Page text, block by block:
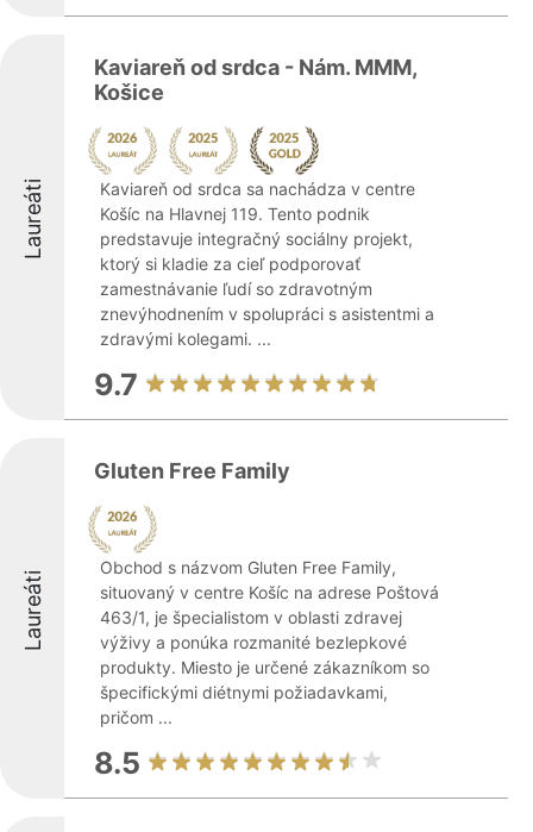
Laureáti
Kaviareň od srdca - Nám. MMM,
Košice
Kaviareň od srdca sa nachádza v centre
Košíc na Hlavnej 119. Tento podnik
predstavuje integračný sociálny projekt,
ktorý si kladie za cieľ podporovať
zamestnávanie ľudí so zdravotným
znevýhodnením v spolupráci s asistentmi a
zdravými kolegami. ...
9.7
Laureáti
Gluten Free Family
Obchod s názvom Gluten Free Family,
situovaný v centre Košíc na adrese Poštová
463/1, je špecialistom v oblasti zdravej
výživy a ponúka rozmanité bezlepkové
produkty. Miesto je určené zákazníkom so
špecifickými diétnymi požiadavkami,
pričom ...
8.5